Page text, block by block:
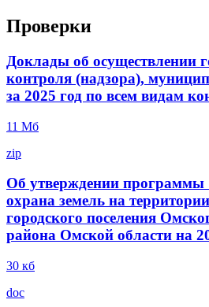
Проверки
Доклады об осуществлении
контроля (надзора),
за 2025 год по всем видам
11 Mб
zip
Об утверждении программы
охрана земель на
городского поселения
района Омской области на
30 кб
doc